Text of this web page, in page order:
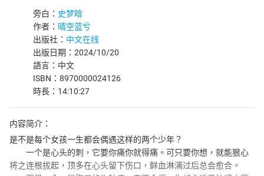
旁白： 史梦晗
作者： 晴空蓝兮
出版社： 中文在线
出版日期：2024/10/20
語言：中文
ISBN：8970000024126
時長：14:10:27
内容简介：
是不是每个女孩一生都会偶遇这样的两个少年？
一个是心头的刺，它要你痛你就得痛。可只要你想，就能狠心
将之连根拔起，顶多在心头留下伤口，鲜血淋漓过后总会愈合。